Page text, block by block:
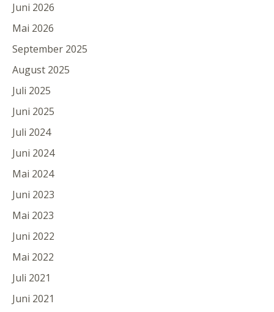
Juni 2026
Mai 2026
September 2025
August 2025
Juli 2025
Juni 2025
Juli 2024
Juni 2024
Mai 2024
Juni 2023
Mai 2023
Juni 2022
Mai 2022
Juli 2021
Juni 2021